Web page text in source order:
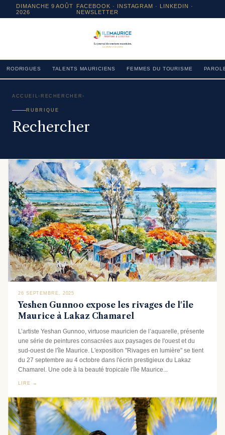
DIMANCHE 9 AOÛT
2026
FACEBOOK · INSTAGRAM · LINKEDIN ·
NEWSLETTER
RODRIGUES TALENTS MAURICIENS FEMMES DU TOURISME
ACCUEIL › RECHERCHER ›
RUBRIQUE
Rechercher
26 SEPTEMBRE, 2025
Yeshen Gunnoo expose les rivages de l'île
Maurice à Lakaz Chamarel
L’artiste Yeshan Gunnoo, virtuose mauricien de l’aquarelle, présente
une série de peintures consacrées aux paysages de l'ouest et du
sud-ouest de l'île Maurice. L'exposition "Rivages en lumière" se tient
du 27 septembre au 4 octobre dans l'écrin prestigieux du Lakaz
Chamarel. Une ode à la beauté tropicale l'île Maurice...
LIRE →